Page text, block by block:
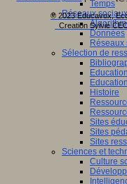
Temps
Réseaux sociaux
Données
Réseaux
Sélection de
Histoire
Sites
Sites
Sites
Sciences et
Culture
© 2023 Educavox,
Creation Sylvie